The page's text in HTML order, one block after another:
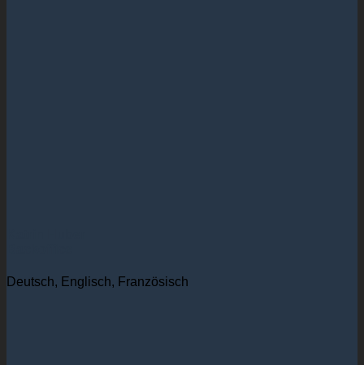
Deutsch, Englisch, Französisch